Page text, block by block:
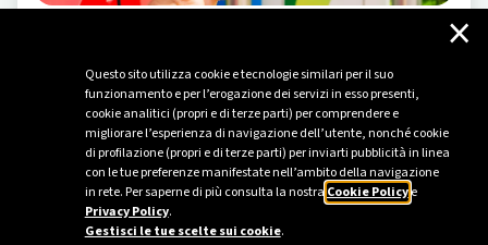
Questo sito utilizza cookie e tecnologie similari per il suo
funzionamento e per l’erogazione dei servizi in esso presenti,
cookie analitici (propri e di terze parti) per comprendere e
migliorare l’esperienza di navigazione dell’utente, nonché cookie
di profilazione (propri e di terze parti) per inviarti pubblicità in linea
con le tue preferenze manifestate nell’ambito della navigazione
in rete. Per saperne di più consulta la nostra Cookie Policye
Privacy Policy.
Gestisci le tue scelte sui cookie.
×
Al volante del cambiamento
Nel parco divertimenti Leolandia debutta una nuova
attrazione targata Plenitude per avvicinare i più piccoli
e le loro famiglie al mondo della mobilità elettrica.